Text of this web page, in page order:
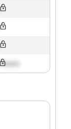
hours